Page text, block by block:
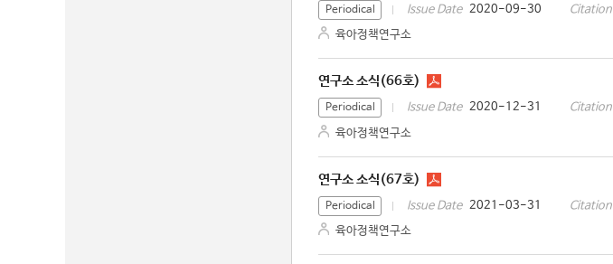
Periodical Issue Date 2020-09-30 Citation
육아정책연구소
연구소 소식(66호)
Periodical Issue Date 2020-12-31 Citation
육아정책연구소
연구소 소식(67호)
Periodical Issue Date 2021-03-31 Citation
육아정책연구소